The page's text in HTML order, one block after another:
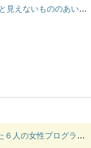
ののあいだ あいだで考える
時なにを思い、どんな未来を想像したのか